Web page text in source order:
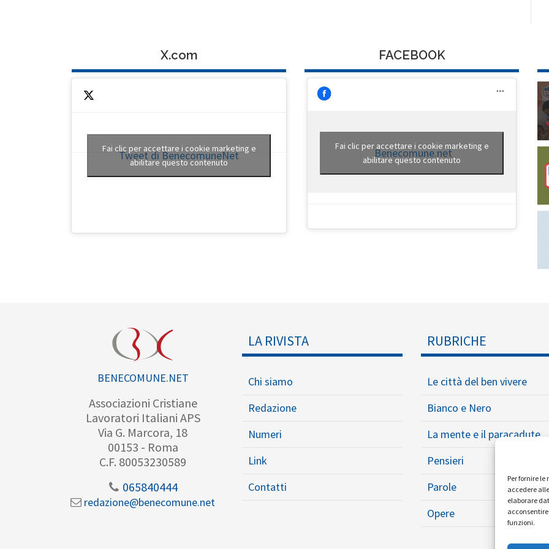
Per fornire
accedere
elaborare
funzioni.
X.com
Tweet di BenecomuneNet
Fai clic per accettare i cookie marketing e
abilitare questo contenuto
FACEBOOK
Benecomune.net
Fai clic per accettare i cookie marketing e
abilitare questo contenuto
BENECOMUNE.NET
Associazioni Cristiane
Lavoratori Italiani APS
Via G. Marcora, 18
00153 - Roma
C.F. 80053230589
065840444
redazione@benecomune.net
LA RIVISTA
Chi siamo
Redazione
Numeri
Link
Contatti
RUBRICHE
Le città del ben vivere
Bianco e Nero
La mente e il paracadute
Pensieri
Parole
Opere